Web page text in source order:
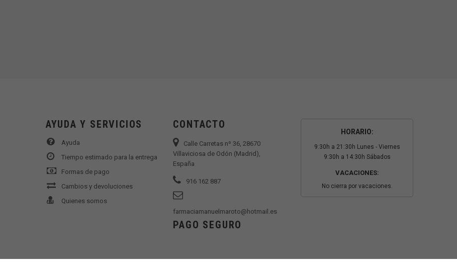
AYUDA Y SERVICIOS
Ayuda
Tiempo estimado para la entrega
Formas de pago
Cambios y devoluciones
Quienes somos
CONTACTO
Calle Carretas nº 36, 28670
Villaviciosa de Odón (Madrid),
España
916 162 887
farmaciamanuelmaroto@hotmail.es
HORARIO:
9:30h a 21:30h Lunes - Viernes
9:30h a 14:30h Sábados
VACACIONES:
No cierra por vacaciones.
PAGO SEGURO